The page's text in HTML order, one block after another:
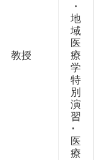
教授
・
地
域
医
療
学
特
別
演
習
･
医
療